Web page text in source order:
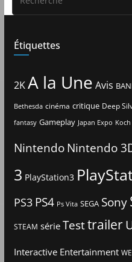
Étiquettes
2KA la Une Avis
Bethesda cinéma critique Deep
fantasy Gameplay Japan Expo
Nintendo Nintendo
3 PlayStation3
PS3 PS4 Ps Vita SEGA Sony
STEAM série Testtrailer
Interactive Entertainment